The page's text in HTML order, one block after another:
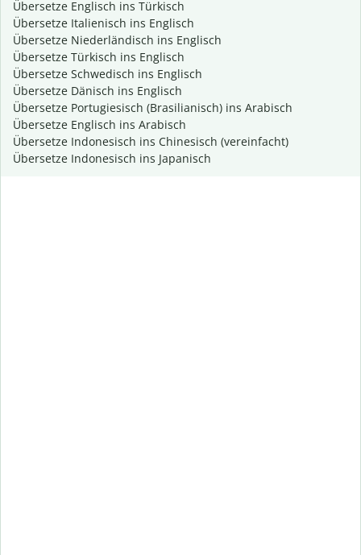
Übersetze Englisch ins Türkisch
Übersetze Italienisch ins Englisch
Übersetze Niederländisch ins Englisch
Übersetze Türkisch ins Englisch
Übersetze Schwedisch ins Englisch
Übersetze Dänisch ins Englisch
Übersetze Portugiesisch (Brasilianisch) ins Arabisch
Übersetze Englisch ins Arabisch
Übersetze Indonesisch ins Chinesisch (vereinfacht)
Übersetze Indonesisch ins Japanisch